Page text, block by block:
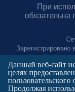
При
обязательна
связи,
Регистрационный
Учредитель:
Данный веб-сайт
целях
Продолжая